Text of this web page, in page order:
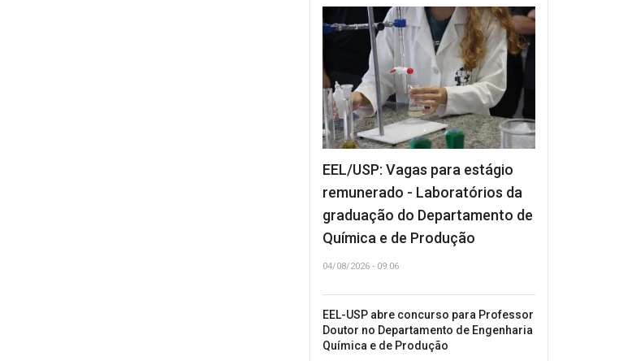
EEL/USP: Vagas para estágio
remunerado - Laboratórios da
graduação do Departamento de
Química e de Produção
04/08/2026 - 09:06
EEL-USP abre concurso para Professor
Doutor no Departamento de Engenharia
Química e de Produção